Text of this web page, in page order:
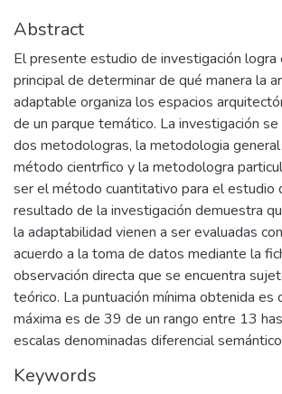
Abstract
El presente estudio de investigación
principal de determinar de qué manera la
adaptable organiza los espacios
de un parque temático. La investigación
dos metodologras, la metodologia
método cientrfico y la metodologra
ser el método cuantitativo para el estudio
resultado de la investigación demuestra
la adaptabilidad vienen a ser evaluadas
acuerdo a la toma de datos mediante la
observación directa que se encuentra
teórico. La puntuación mínima obtenida es
máxima es de 39 de un rango entre 13
escalas denominadas diferencial
Keywords